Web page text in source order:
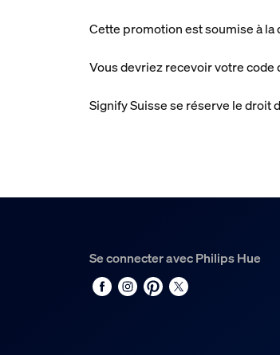
Cette promotion est soumise à
Vous devriez recevoir votre code
Signify Suisse se réserve le
Se connecter avec Philips Hue